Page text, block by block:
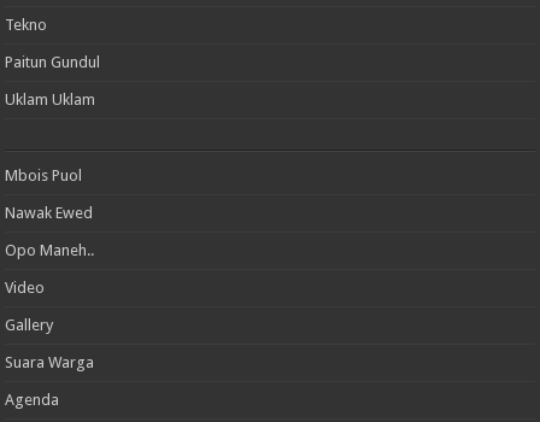
Tekno
Paitun Gundul
Uklam Uklam
Mbois Puol
Nawak Ewed
Opo Maneh..
Video
Gallery
Suara Warga
Agenda